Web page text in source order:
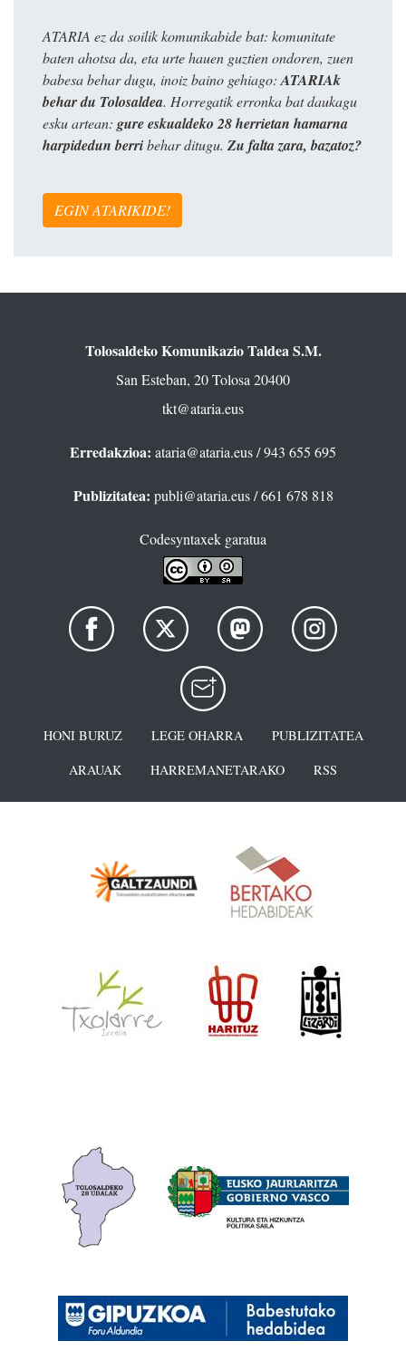
ATARIA ez da soilik komunikabide bat: komunitate
baten ahotsa da, eta urte hauen guztien ondoren, zuen
babesa behar dugu, inoiz baino gehiago: ATARIAk
behar du Tolosaldea. Horregatik erronka bat daukagu
esku artean: gure eskualdeko 28 herrietan hamarna
harpidedun berribehar ditugu. Zu falta zara, bazatoz?
EGIN ATARIKIDE!
Tolosaldeko Komunikazio Taldea S.M.
San Esteban, 20 Tolosa 20400
tkt@ataria.eus
Erredakzioa: ataria@ataria.eus/ 943 655 695
Publizitatea: publi@ataria.eus/ 661 678 818
Codesyntaxek garatua
HONI BURUZ LEGE OHARRA
PUBLIZITATEA
ARAUAK
HARREMANETARAKO RSS